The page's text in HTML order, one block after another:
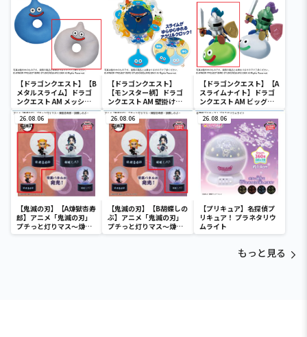
【ドラゴンクエスト】【B
メタルスライム】ドラゴ
ンクエスト AM メッシュ
タイプ円座クッション ス
ライム＆メタルスライム
【ドラゴンクエスト】
【モンスター柄】ドラゴ
ンクエスト AM 壁掛け時
計 ～モンスターがいっぱ
い！編～
【ドラゴンクエスト】【A
スライムナイト】ドラゴ
ンクエスト AM ビッグク
リアフィギュア スライム
ナイト＆メタルライダー
26.08.06
【鬼滅の刃】【A煉獄杏寿
郎】アニメ「鬼滅の刃」
プチっと灯りマス～煉獄
杏寿郎・胡蝶しのぶ～
26.08.06
【鬼滅の刃】【B胡蝶しの
ぶ】アニメ「鬼滅の刃」
プチっと灯りマス～煉獄
杏寿郎・胡蝶しのぶ～
26.08.06
【プリキュア】名探偵プ
リキュア！ プラネタリウ
ムライト
もっと見る